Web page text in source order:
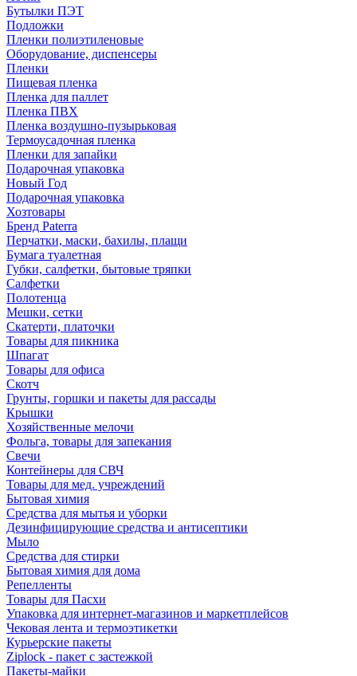
Бутылки ПЭТ
Подложки
Пленки полиэтиленовые
Оборудование, диспенсеры
Пленки
Пищевая пленка
Пленка для паллет
Пленка ПВХ
Пленка воздушно-пузырьковая
Термоусадочная пленка
Пленки для запайки
Подарочная упаковка
Новый Год
Подарочная упаковка
Хозтовары
Бренд Paterra
Перчатки, маски, бахилы, плащи
Бумага туалетная
Губки, салфетки, бытовые тряпки
Салфетки
Полотенца
Мешки, сетки
Скатерти, платочки
Товары для пикника
Шпагат
Товары для офиса
Скотч
Грунты, горшки и пакеты для рассады
Крышки
Хозяйственные мелочи
Фольга, товары для запекания
Свечи
Контейнеры для СВЧ
Товары для мед. учреждений
Бытовая химия
Средства для мытья и уборки
Дезинфицирующие средства и антисептики
Мыло
Средства для стирки
Бытовая химия для дома
Репелленты
Товары для Пасхи
Упаковка для интернет-магазинов и маркетплейсов
Чековая лента и термоэтикетки
Курьерские пакеты
Ziplock - пакет с застежкой
Пакеты-майки